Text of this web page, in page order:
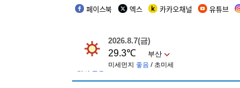
페이스북 엑스 카카오채널 유튜브